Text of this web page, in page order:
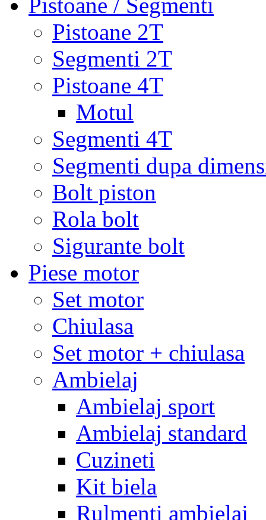
Pistoane 2T
Segmenti 2T
Pistoane 4T
Motul
Segmenti 4T
Segmenti dupa
Bolt piston
Rola bolt
Sigurante bolt
Piese motor
Set motor
Chiulasa
Set motor + chiulasa
Ambielaj
Ambielaj sport
Ambielaj standard
Cuzineti
Kit biela
Rulmenti ambielaj